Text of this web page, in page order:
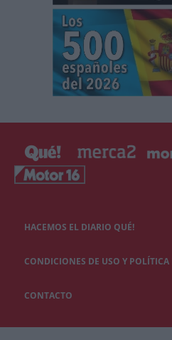
HACEMOS EL DIARIO QUÉ!
CONDICIONES DE USO Y
CONTACTO